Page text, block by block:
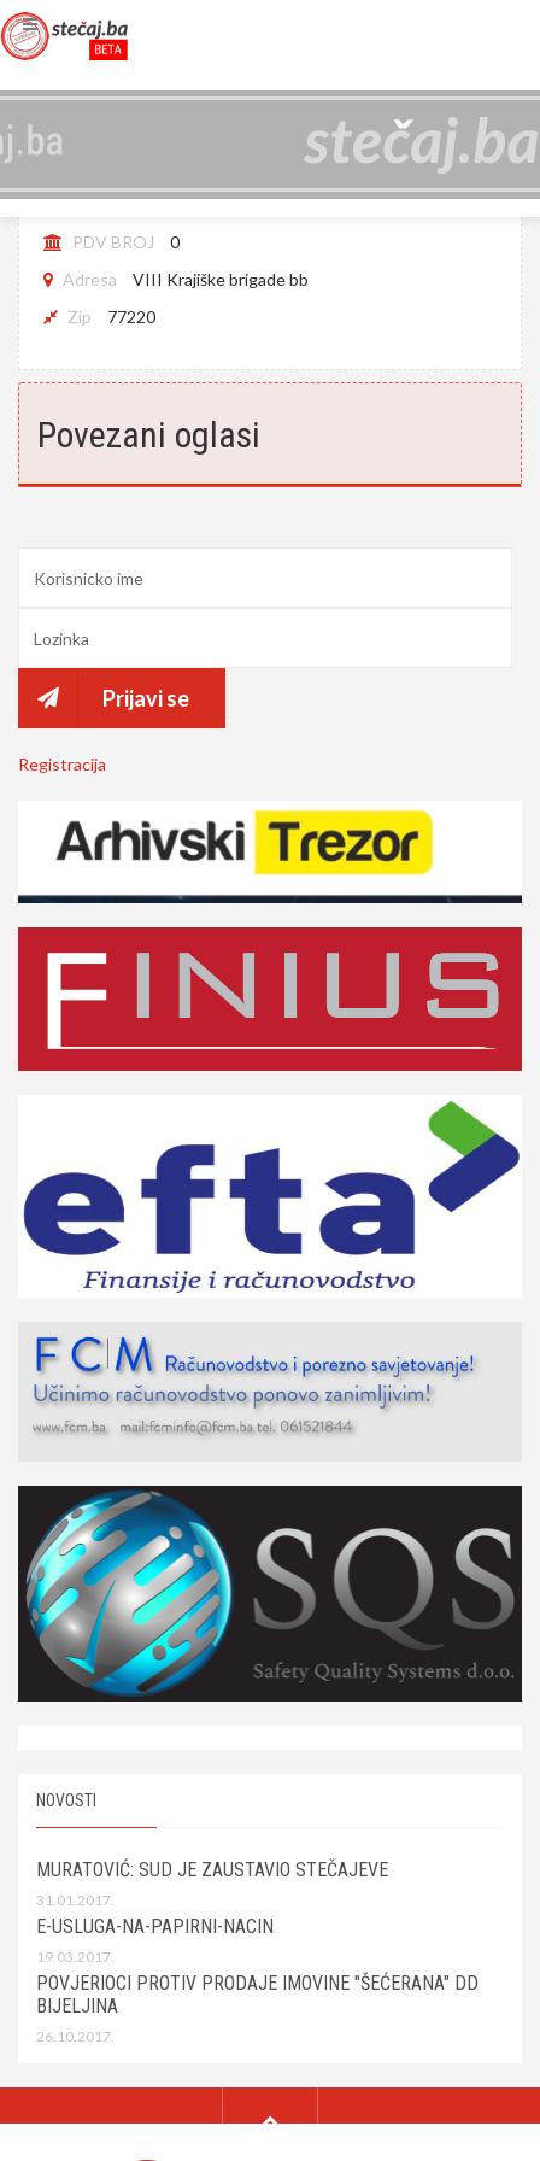
TS D.O.O. CAZIN U LIKVIDACIJI
JIB 4263606920003
PDV BROJ
0
Adresa
VIII Krajiške brigade bb
Zip
77220
Povezani oglasi
Prijavi se
Registracija
NOVOSTI
MURATOVIĆ: SUD JE ZAUSTAVIO STEČAJEVE
31.01.2017.
E-USLUGA-NA-PAPIRNI-NACIN
19.03.2017.
POVJERIOCI PROTIV PRODAJE IMOVINE "ŠEĆERANA" DD
BIJELJINA
26.10.2017.